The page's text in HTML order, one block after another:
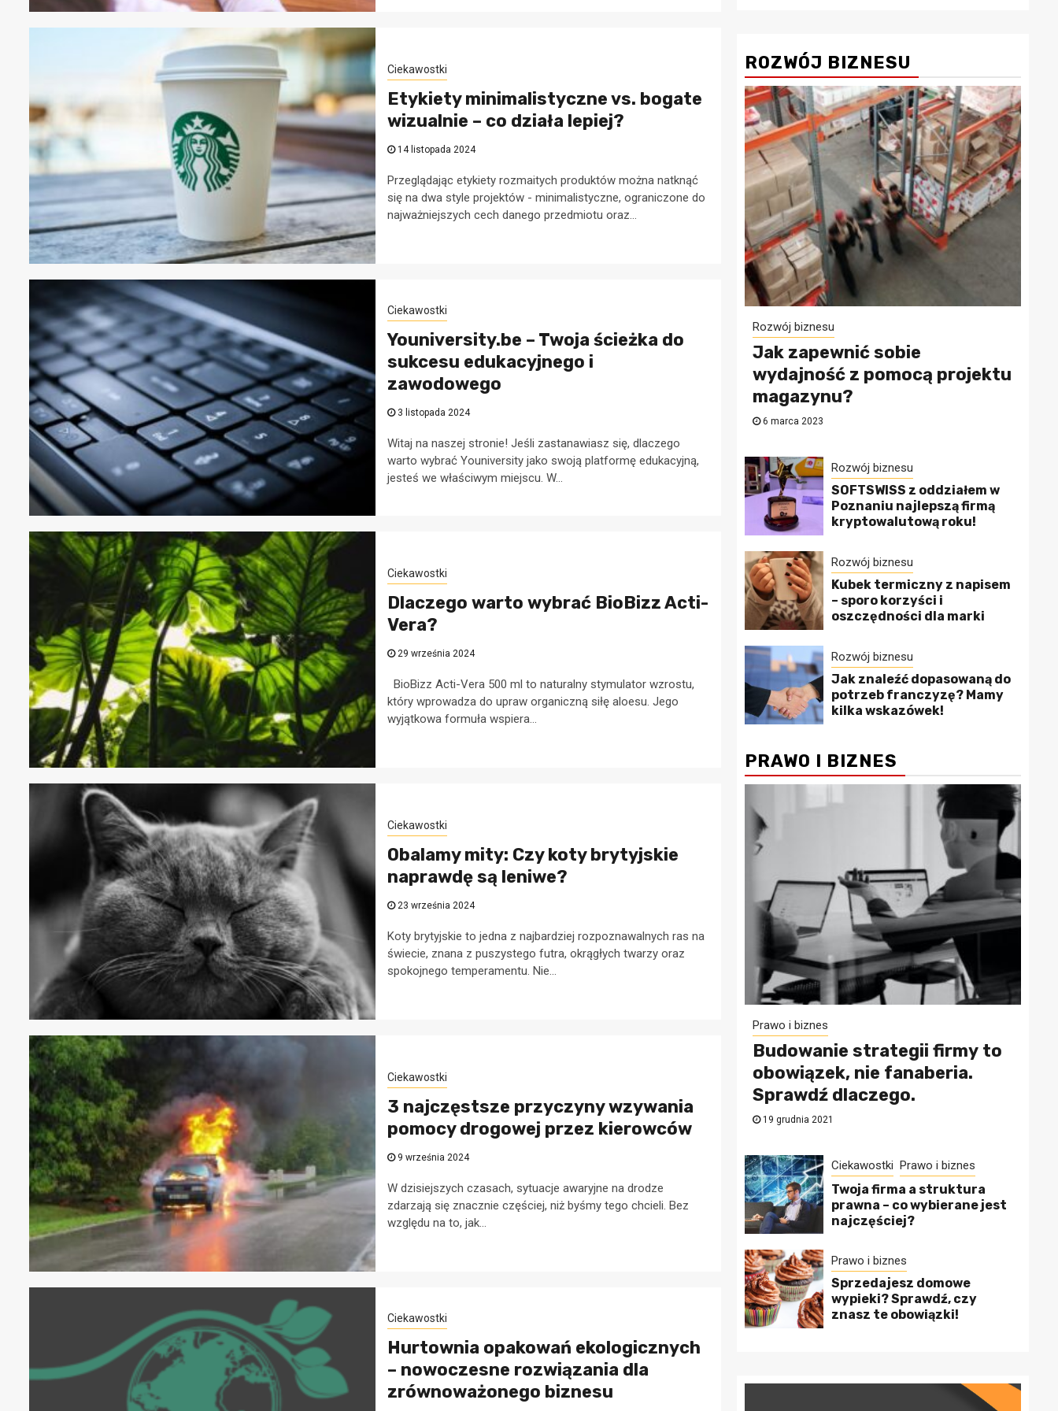
Ciekawostki
Etykiety minimalistyczne vs. bogate
wizualnie – co działa lepiej?
14 listopada 2024
Przeglądając etykiety rozmaitych produktów można natknąć
się na dwa style projektów - minimalistyczne, ograniczone do
najważniejszych cech danego przedmiotu oraz...
Ciekawostki
Youniversity.be – Twoja ścieżka do
sukcesu edukacyjnego i
zawodowego
3 listopada 2024
Witaj na naszej stronie! Jeśli zastanawiasz się, dlaczego
warto wybrać Youniversity jako swoją platformę edukacyjną,
jesteś we właściwym miejscu. W...
Ciekawostki
Dlaczego warto wybrać BioBizz Acti-
Vera?
29 września 2024
BioBizz Acti-Vera 500 ml to naturalny stymulator wzrostu,
który wprowadza do upraw organiczną siłę aloesu. Jego
wyjątkowa formuła wspiera...
Ciekawostki
Obalamy mity: Czy koty brytyjskie
naprawdę są leniwe?
23 września 2024
Koty brytyjskie to jedna z najbardziej rozpoznawalnych ras na
świecie, znana z puszystego futra, okrągłych twarzy oraz
spokojnego temperamentu. Nie...
Ciekawostki
3 najczęstsze przyczyny wzywania
pomocy drogowej przez kierowców
9 września 2024
W dzisiejszych czasach, sytuacje awaryjne na drodze
zdarzają się znacznie częściej, niż byśmy tego chcieli. Bez
względu na to, jak...
Ciekawostki
Hurtownia opakowań ekologicznych
– nowoczesne rozwiązania dla
zrównoważonego biznesu
ROZWÓJ BIZNESU
Rozwój biznesu
Jak zapewnić sobie
wydajność z pomocą projektu
magazynu?
6 marca 2023
Rozwój biznesu
SOFTSWISS z oddziałem w
Poznaniu najlepszą firmą
kryptowalutową roku!
Rozwój biznesu
Kubek termiczny z napisem
– sporo korzyści i
oszczędności dla marki
Rozwój biznesu
Jak znaleźć dopasowaną do
potrzeb franczyzę? Mamy
kilka wskazówek!
PRAWO I BIZNES
Prawo i biznes
Budowanie strategii firmy to
obowiązek, nie fanaberia.
Sprawdź dlaczego.
19 grudnia 2021
Ciekawostki Prawo i biznes
Twoja firma a struktura
prawna – co wybierane jest
najczęściej?
Prawo i biznes
Sprzedajesz domowe
wypieki? Sprawdź, czy
znasz te obowiązki!